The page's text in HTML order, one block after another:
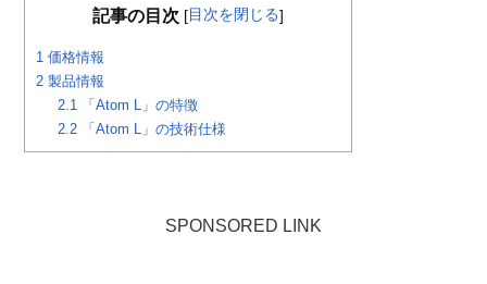
記事の目次 [目次を閉じる]
1 価格情報
2 製品情報
2.1
「Atom L」の特徴
2.2 「Atom L」の技術仕様
SPONSORED LINK